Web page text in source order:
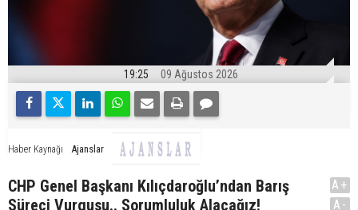
19:25 09 Ağustos 2026
Haber Kaynağı Ajanslar
CHP Genel Başkanı Kılıçdaroğlu’ndan Barış
Süreci Vurgusu.. Sorumluluk Alacağız!
A+
A-